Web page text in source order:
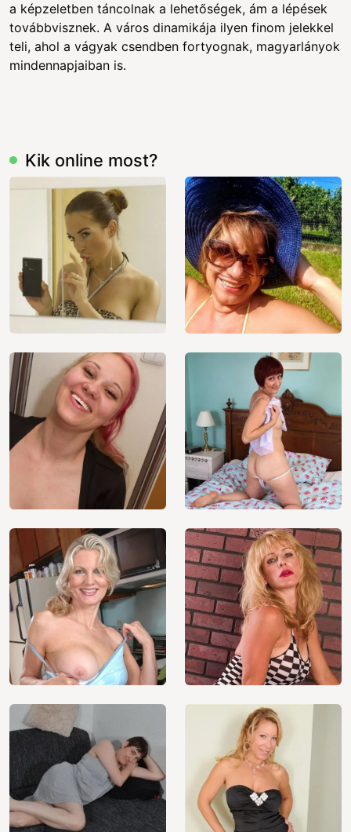
a képzeletben táncolnak a lehetőségek, ám a lépések
továbbvisznek. A város dinamikája ilyen finom jelekkel
teli, ahol a vágyak csendben fortyognak, magyarlányok
mindennapjaiban is.
Kik online most?